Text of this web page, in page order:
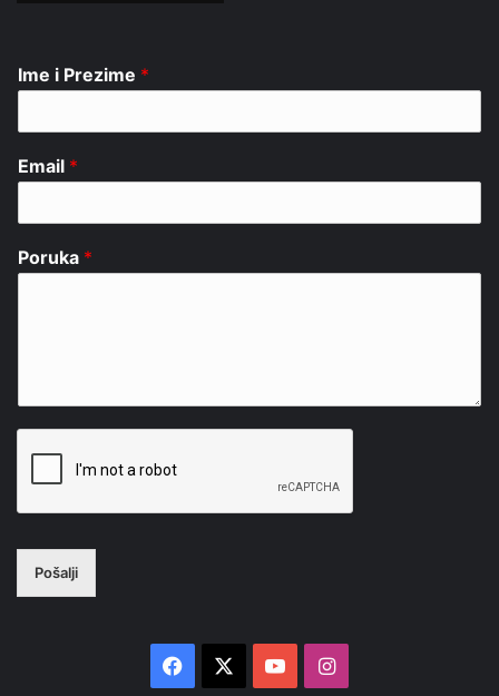
Ime i Prezime *
Email *
Poruka *
Pošalji
Facebook YouTubeInstagram